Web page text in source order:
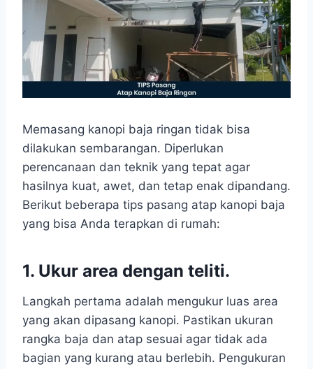
Memasang kanopi baja ringan tidak bisa
dilakukan sembarangan. Diperlukan
perencanaan dan teknik yang tepat agar
hasilnya kuat, awet, dan tetap enak dipandang.
Berikut beberapa tips pasang atap kanopi baja
yang bisa Anda terapkan di rumah:
1. Ukur area dengan teliti.
Langkah pertama adalah mengukur luas area
yang akan dipasang kanopi. Pastikan ukuran
rangka baja dan atap sesuai agar tidak ada
bagian yang kurang atau berlebih. Pengukuran